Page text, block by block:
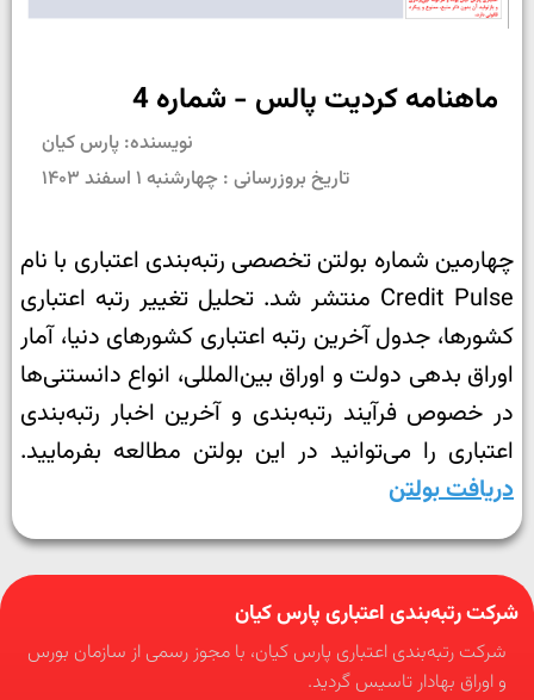
ماهنامه کردیت پالس - شماره 4
نویسنده: پارس کیان
تاریخ بروزرسانی : چهارشنبه ۱ اسفند ۱۴۰۳
چهارمین شماره بولتن تخصصی رتبه‌بندی اعتباری با نام
Credit Pulse منتشر شد. تحلیل تغییر رتبه اعتباری
کشورها، جدول آخرین رتبه اعتباری کشورهای دنیا، آمار
اوراق بدهی دولت و اوراق بین‌المللی، انواع دانستنی‌ها
در خصوص فرآیند رتبه‌بندی و آخرین اخبار رتبه‌بندی
اعتباری را می‌توانید در این بولتن مطالعه بفرمایید.
دریافت بولتن
شرکت رتبه‌بندی اعتباری پارس کیان
شرکت رتبه‌بندی اعتباری پارس کیان، با مجوز رسمی از سازمان بورس
و اوراق بهادار تاسیس گردید.